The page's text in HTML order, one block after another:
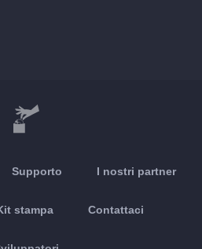
Supporto I nostri partner
stampa Contattaci